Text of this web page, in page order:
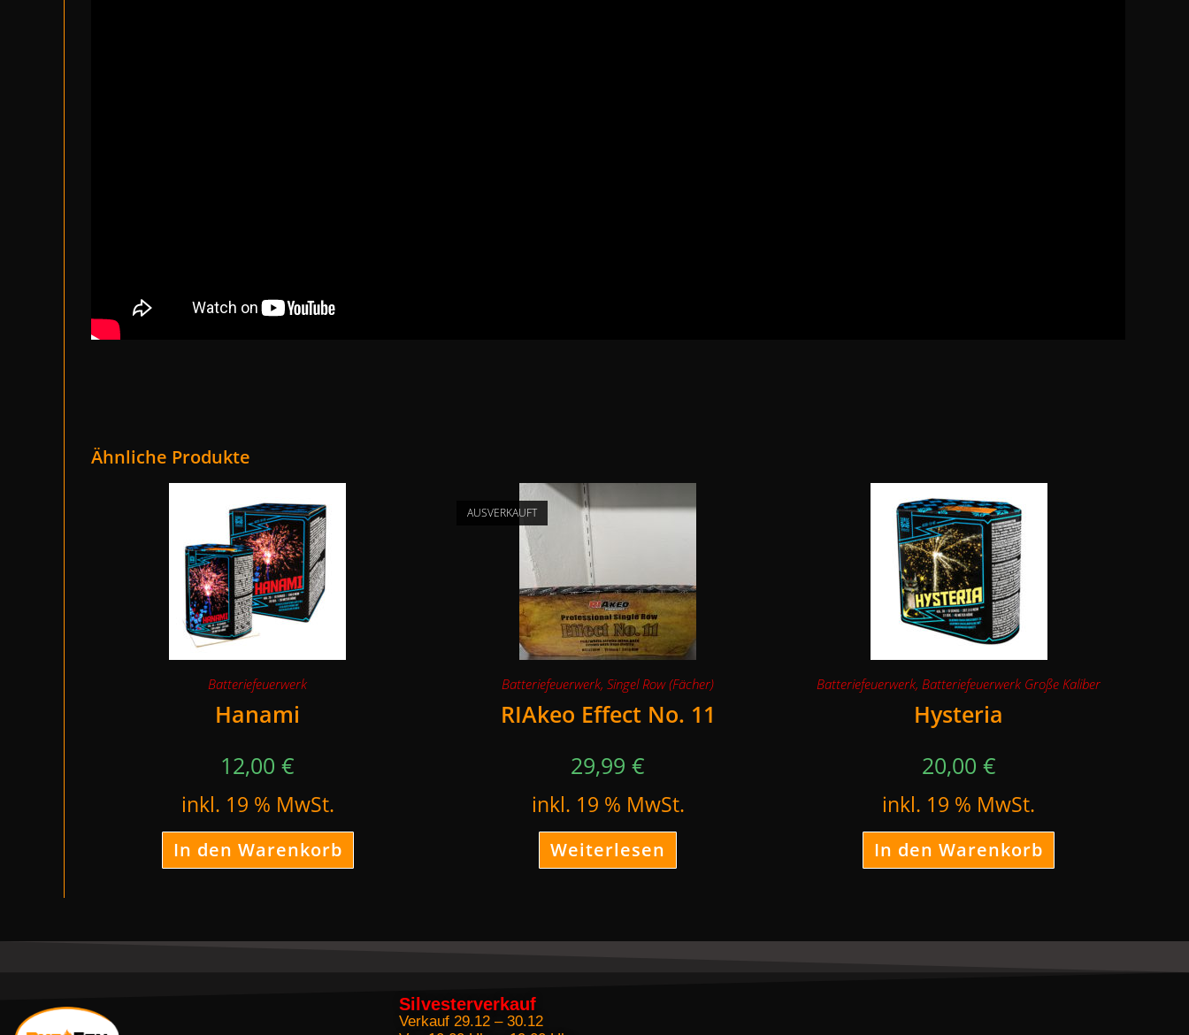
Ähnliche Produkte
Batteriefeuerwerk
Hanami
12,00€
inkl. 19 % MwSt.
In den Warenkorb
AUSVERKAUFT
Batteriefeuerwerk,Singel Row (Fächer)
RIAkeo Effect No. 11
29,99€
inkl. 19 % MwSt.
Weiterlesen
Batteriefeuerwerk,Batteriefeuerwerk Große Kaliber
Hysteria
20,00 €
inkl. 19 % MwSt.
In den Warenkorb
Silvesterverkauf
Verkauf 29.12 – 30.12